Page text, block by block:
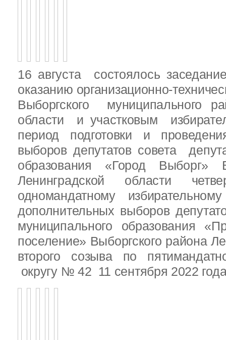
16 августа состоялось
оказанию организационно-
Выборгского муниципального
области и участковым
период подготовки и
выборов депутатов совета
образования «Город Выборг»
Ленинградской области
одномандатному
дополнительных выборов
муниципального образования
поселение» Выборгского района
второго созыва по
округу № 42 11 сентября 2022